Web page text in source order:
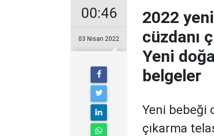
00:46
03 Nisan 2022
2022
cüzdanı
Yeni
belgeler
Yeni bebeği
çıkarma